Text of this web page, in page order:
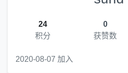
24
积分
0
获赞数
2020-08-07 加入